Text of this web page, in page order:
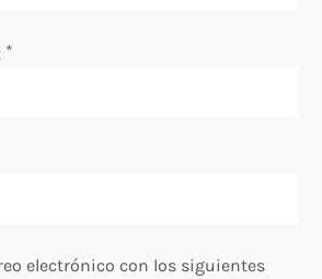
*
electrónico con los siguientes